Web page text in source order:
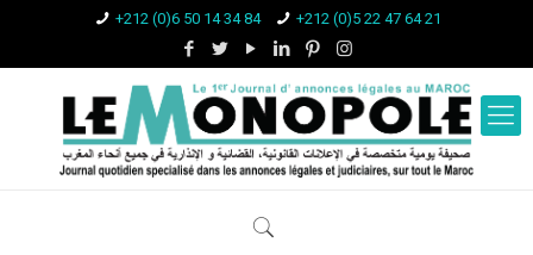
+212 (0)6 50 14 34 84 +212 (0)5 22 47 64 21